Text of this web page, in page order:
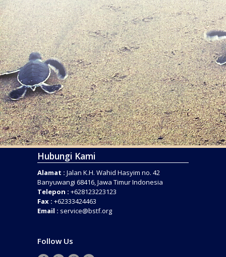
Hubungi Kami
Alamat : Jalan K.H. Wahid Hasyim no. 42
Banyuwangi 68416, Jawa Timur Indonesia
Telepon : +628123223123
Fax : +62333424463
Email : service@bstf.org
Follow Us